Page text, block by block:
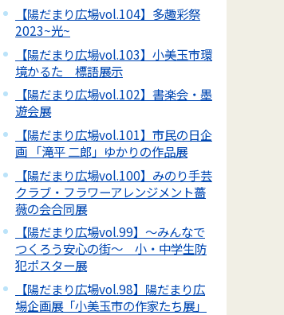
【陽だまり広場vol.104】多趣彩祭
2023~光~
【陽だまり広場vol.103】小美玉市環
境かるた 標語展示
【陽だまり広場vol.102】書楽会・墨
遊会展
【陽だまり広場vol.101】市民の日企
画 「滝平 二郎」ゆかりの作品展
【陽だまり広場vol.100】みのり手芸
クラブ・フラワーアレンジメント薔
薇の会合同展
【陽だまり広場vol.99】～みんなで
つくろう安心の街～ 小・中学生防
犯ポスター展
【陽だまり広場vol.98】陽だまり広
場企画展「小美玉市の作家たち展」